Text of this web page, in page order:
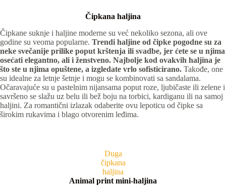
Čipkana haljina
Čipkane suknje i haljine moderne su već nekoliko sezona, ali ove
godine su veoma popularne. Trendi haljine od čipke pogodne su za
neke svečanije prilike poput krštenja ili svadbe, jer ćete se u njima
osećati elegantno, ali i ženstveno. Najbolje kod ovakvih haljina je
što ste u njima opuštene, a izgledate vrlo sofisticirano. Takođe, one
su idealne za letnje šetnje i mogu se kombinovati sa sandalama.
Očaravajuće su u pastelnim nijansama poput roze, ljubičaste ili zelene i
savršeno se slažu uz belu ili bež boju na torbici, kardiganu ili na samoj
haljini. Za romantični izlazak odaberite ovu lepoticu od čipke sa
širokim rukavima i blago otvorenim leđima.
Duga
čipkana
haljina
Animal print mini-haljina